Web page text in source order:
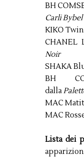
BH
Carli Bybel
KIKO
CHANEL
Noir
SHAKA
BH
dalla
MAC
MAC
Lista dei